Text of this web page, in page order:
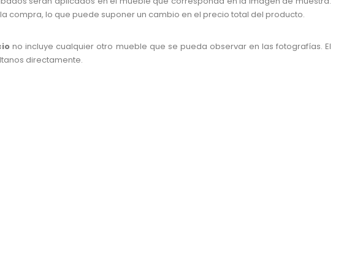
compra, lo que puede suponer un cambio en el precio total del producto.
no incluye cualquier otro mueble que se pueda observar en las fotografías. El
directamente.